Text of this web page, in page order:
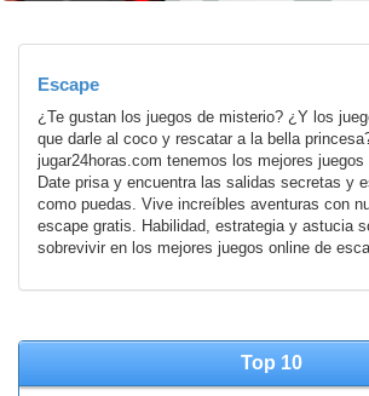
Escape
¿Te gustan los juegos de misterio? ¿Y los
que darle al coco y rescatar a la bella
jugar24horas.com tenemos los mejores juegos
Date prisa y encuentra las salidas secretas y
como puedas. Vive increíbles aventuras con
escape gratis. Habilidad, estrategia y astucia
sobrevivir en los mejores juegos online de
Top 10